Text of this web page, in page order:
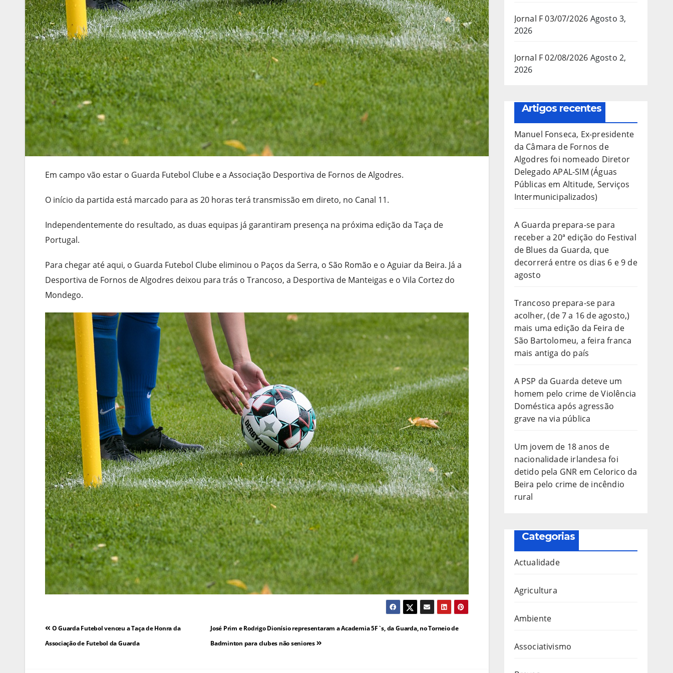
Em campo vão estar o Guarda Futebol Clube e a Associação Desportiva de Fornos de Algodres.
O início da partida está marcado para as 20 horas terá transmissão em direto, no Canal 11.
Independentemente do resultado, as duas equipas já garantiram presença na próxima edição da Taça de
Portugal.
Para chegar até aqui, o Guarda Futebol Clube eliminou o Paços da Serra, o São Romão e o Aguiar da Beira. Já a
Desportiva de Fornos de Algodres deixou para trás o Trancoso, a Desportiva de Manteigas e o Vila Cortez do
Mondego.
Navegação
de
José Prim e Rodrigo Dionísio representaram a Academia 5F`s, da Guarda, no Torneio de
Badminton para clubes não seniores
O Guarda Futebol venceu a Taça de Honra da
Associação de Futebol da Guarda
Jornal F 03/07/2026 Agosto 3,
2026
Jornal F 02/08/2026 Agosto 2,
2026
Artigos recentes
Manuel Fonseca, Ex-presidente
da Câmara de Fornos de
Algodres foi nomeado Diretor
Delegado APAL-SIM (Águas
Públicas em Altitude, Serviços
Intermunicipalizados)
A Guarda prepara-se para
receber a 20ª edição do Festival
de Blues da Guarda, que
decorrerá entre os dias 6 e 9 de
agosto
Trancoso prepara-se para
acolher, (de 7 a 16 de agosto,)
mais uma edição da Feira de
São Bartolomeu, a feira franca
mais antiga do país
A PSP da Guarda deteve um
homem pelo crime de Violência
Doméstica após agressão
grave na via pública
Um jovem de 18 anos de
nacionalidade irlandesa foi
detido pela GNR em Celorico da
Beira pelo crime de incêndio
rural
Categorias
Actualidade
Agricultura
Ambiente
Associativismo